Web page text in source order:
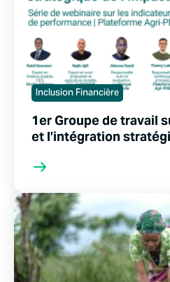
Inclusion Financière
1er Groupe de travail
et l’intégration